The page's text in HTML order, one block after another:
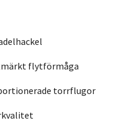
flytförmåga
torrflugor